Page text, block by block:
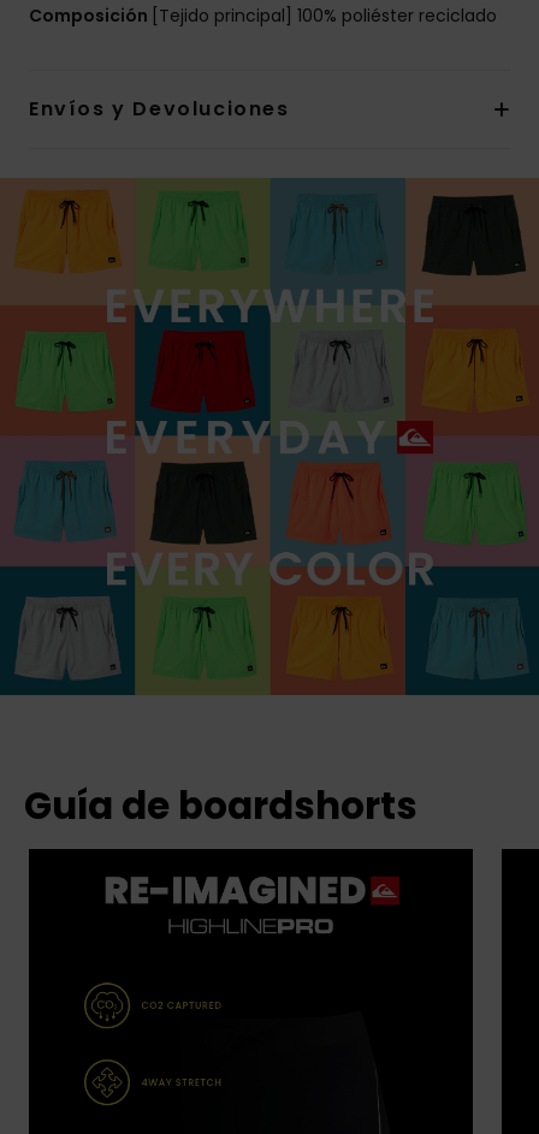
Composición [Tejido principal] 100% poliéster reciclado
Envíos y Devoluciones
Guía de boardshorts